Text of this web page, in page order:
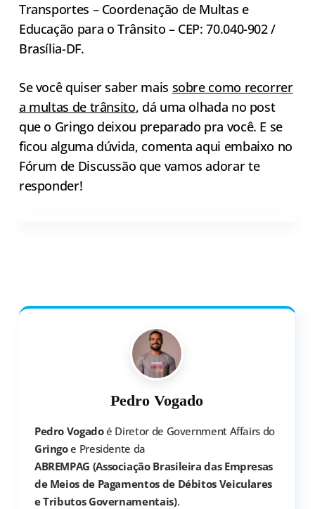
Transportes – Coordenação de Multas e
Educação para o Trânsito – CEP: 70.040-902 /
Brasília-DF.
Se você quiser saber mais sobre como recorrer
a multas de trânsito, dá uma olhada no post
que o Gringo deixou preparado pra você. E se
ficou alguma dúvida, comenta aqui embaixo no
Fórum de Discussão que vamos adorar te
responder!
Pedro Vogado
Pedro Vogadoé Diretor de Government Affairs do
Gringoe Presidente da
ABREMPAG (Associação Brasileira das Empresas
de Meios de Pagamentos de Débitos Veiculares
e Tributos Governamentais).